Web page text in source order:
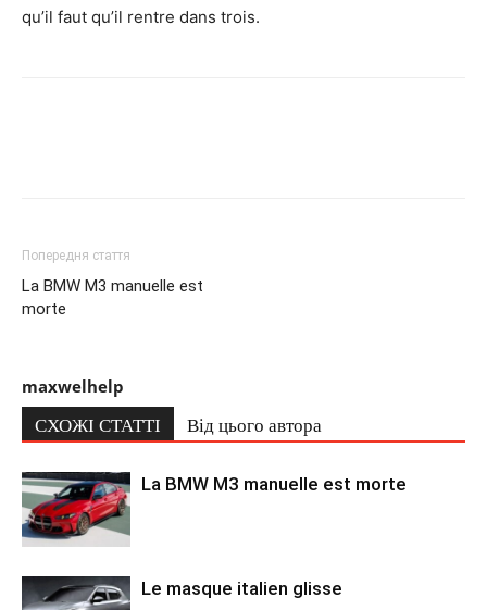
qu’il faut qu’il rentre dans trois.
Попередня стаття
La BMW M3 manuelle est
morte
maxwelhelp
СХОЖІ СТАТТІ Від цього автора
La BMW M3 manuelle est morte
Le masque italien glisse